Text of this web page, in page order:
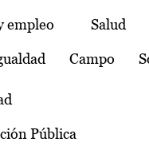
empleo Salud
Campo
Pública